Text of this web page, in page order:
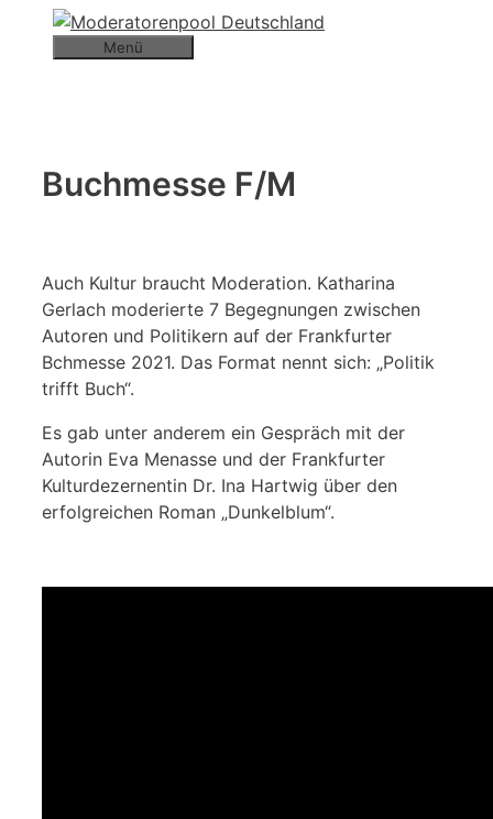
Menü
Buchmesse F/M
Auch Kultur braucht Moderation. Katharina
Gerlach moderierte 7 Begegnungen zwischen
Autoren und Politikern auf der Frankfurter
Bchmesse 2021. Das Format nennt sich: „Politik
trifft Buch“.
Es gab unter anderem ein Gespräch mit der
Autorin Eva Menasse und der Frankfurter
Kulturdezernentin Dr. Ina Hartwig über den
erfolgreichen Roman „Dunkelblum“.